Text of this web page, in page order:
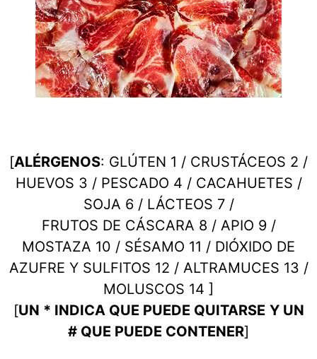
[ALÉRGENOS: GLÚTEN 1 / CRUSTÁCEOS 2 /
HUEVOS 3 / PESCADO 4 / CACAHUETES /
SOJA 6 / LÁCTEOS 7 /
FRUTOS DE CÁSCARA 8 / APIO 9 /
MOSTAZA 10 / SÉSAMO 11 / DIÓXIDO DE
AZUFRE Y SULFITOS 12 / ALTRAMUCES 13 /
MOLUSCOS 14 ]
[UN * INDICA QUE PUEDE QUITARSE Y UN
# QUE PUEDE CONTENER]